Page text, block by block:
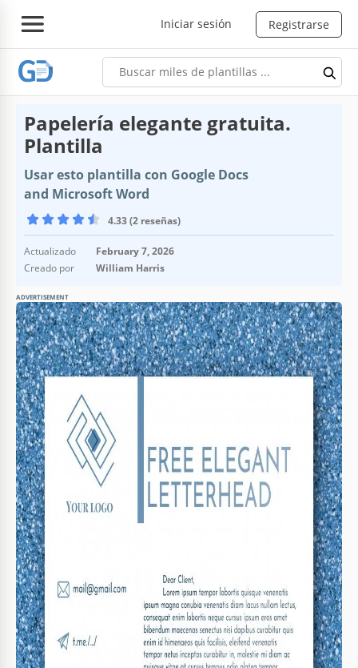
Iniciar sesión Registrarse
Papelería elegante gratuita.
Plantilla
Usar esto plantilla con Google Docs
and Microsoft Word
4.33 (2 reseñas)
Actualizado
February 7, 2026
Creado por
William Harris
ADVERTISEMENT